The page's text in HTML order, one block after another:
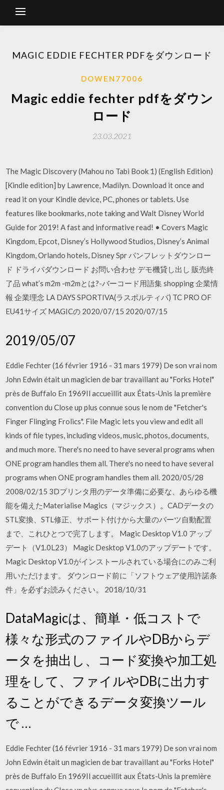
MAGIC EDDIE FECHTER PDFをダウンロード
DOWEN77006
Magic eddie fechter pdfをダウン
ロード
23.03.2021
The Magic Discovery (Mahou no Tabi Book 1) (English Edition)
[Kindle edition] by Lawrence, Madilyn. Download it once and
read it on your Kindle device, PC, phones or tablets. Use
features like bookmarks, note taking and Walt Disney World
Guide for 2019! A fast and informative read! • Covers Magic
Kingdom, Epcot, Disney’s Hollywood Studios, Disney’s Animal
Kingdom, Orlando hotels, Disney Spr パンフレットダウンロー
ド ドライバダウンロード お問い合わせ デモ機貸し出し 販売終
了品 what’s m2m -m2mとは?-バーコード用語集 shopping 企業情
報 企業理念 LA DAYS SPORTIVA(ラスポルティバ) TC PRO OF
EU41サイズ MAGICの 2020/07/15 2020/07/15
2019/05/07
Eddie Fechter (16 février 1916 - 31 mars 1979) De son vrai nom
John Edwin était un magicien de bar travaillant au "Forks Hotel"
près de Buffalo En 1969Il accueillit aux États-Unis la première
convention du Close up plus connue sous le nom de "Fetcher's
Finger Flinging Frolics". File Magic lets you view and edit all
kinds of file types, including videos, music, photos, documents,
and much more. There's no need to have several programs when
ONE program handles them all. There's no need to have several
programs when ONE program handles them all. 2020/05/28
2008/02/15 3Dプリンタ用のデータ準備に必要な、あらゆる機
能を備えたMaterialise Magics（マジックス）。CADデータの
STL変換、STL修正、サポート付けから大量のパーツ自動配置
まで、これひとつで完了します。 Magic Desktop V1.0 アップ
デート（V1.0L23） Magic Desktop V1.0のアップデートです。
Magic Desktop V1.0がインストールされている場合にのみご利
用いただけます。 ダウンロード前に「ソフトウェア使用許諾条
件」を必ずお読みください。 2018/10/31
DataMagicは、簡単・低コストで
様々な形式のファイルやDBからデ
ータを抽出し、コード変換や加工処
理をして、ファイルやDBに出力す
ることができるデータ変換ツール
で …
Eddie Fechter (16 février 1916 - 31 mars 1979) De son vrai nom
John Edwin était un magicien de bar travaillant au "Forks Hotel"
près de Buffalo En 1969Il accueillit aux États-Unis la première